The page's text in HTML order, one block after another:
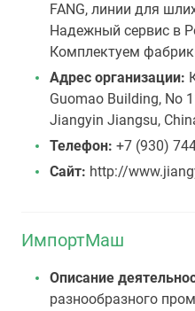
FANG, линии для
Надежный сервис в
Комплектуем
Адрес организации:
Guomao Building, No
Jiangyin Jiangsu,
Телефон: +7 (930)
Сайт: http://
ИмпортМаш
Описание
разнообразного